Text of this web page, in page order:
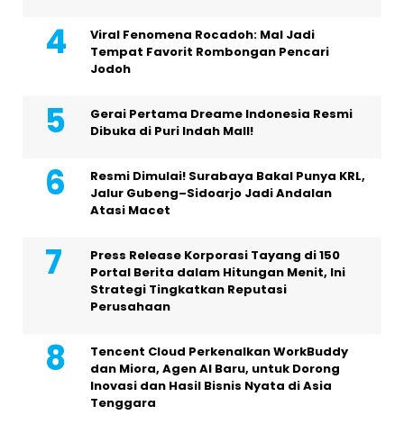
Viral Fenomena Rocadoh: Mal Jadi
Tempat Favorit Rombongan Pencari
Jodoh
Gerai Pertama Dreame Indonesia Resmi
Dibuka di Puri Indah Mall!
Resmi Dimulai! Surabaya Bakal Punya KRL,
Jalur Gubeng–Sidoarjo Jadi Andalan
Atasi Macet
Press Release Korporasi Tayang di 150
Portal Berita dalam Hitungan Menit, Ini
Strategi Tingkatkan Reputasi
Perusahaan
Tencent Cloud Perkenalkan WorkBuddy
dan Miora, Agen AI Baru, untuk Dorong
Inovasi dan Hasil Bisnis Nyata di Asia
Tenggara